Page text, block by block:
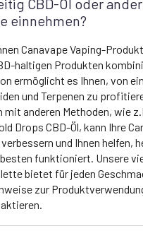
CBD-Öl oder
einnehmen?
Canavape Vaping-
haltigen Produkten
ermöglicht es Ihnen, von
und Terpenen zu
mit anderen Methoden, wie
Drops CBD-Öl, kann Ihre
und Ihnen helfen,
funktioniert. Unsere
bietet für jeden
zur